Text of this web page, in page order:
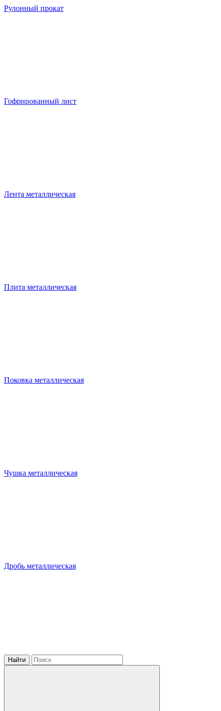
Рулонный прокат
Гофрированный лист
Лента металлическая
Плита металлическая
Поковка металлическая
Чушка металлическая
Дробь металлическая
Найти